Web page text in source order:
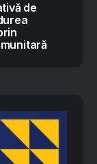
de